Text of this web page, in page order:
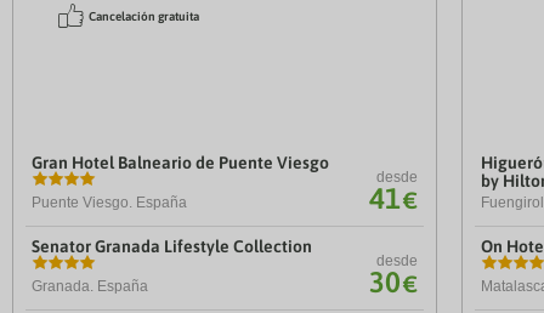
© Cancelación gratuita
Gran Hotel Balneario de Puente Viesgo
Puente Viesgo. España
desde
41€
Senator Granada Lifestyle Collection
Granada. España
desde
30€
by
On